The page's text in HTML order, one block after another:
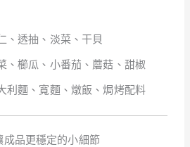
、透抽、淡菜、干貝
、櫛瓜、小番茄、蘑菇、甜椒
利麵、寬麵、燉飯、焗烤配料
成品更穩定的小細節